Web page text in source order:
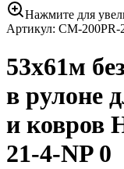
Нажмите для
Артикул: CM-200PR-
53х61м
в рулоне
и ковров
21-4-NP 0